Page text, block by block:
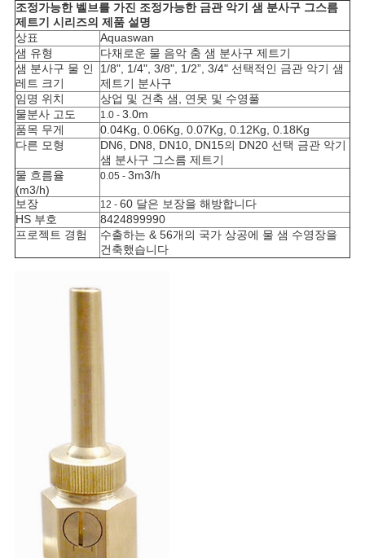
조정가능한 벨브를 가진 조정가능한 금관 악기 샘 분사구 그스름
제트기 시리즈의 제품 설명
상표
Aquaswan
샘 유형
다채로운 물 음악 춤 샘 분사구 제트기
샘 분사구 물 인
레트 크기
1/8", 1/4", 3/8", 1/2”, 3/4" 선택적인 금관 악기 샘
제트기 분사구
임명 위치
상업 및 건축 샘, 연못 및 수영풀
물분사 고도
1.0 - 3.0m
품목 무게
0.04Kg, 0.06Kg, 0.07Kg, 0.12Kg, 0.18Kg
다른 모형
DN6, DN8, DN10, DN15의 DN20 선택 금관 악기
샘 분사구 그스름 제트기
물 흐름율
(m3/h)
0.05 - 3m3/h
보장 12 - 60 달은 보장을 해방합니다
HS 부호
8424899990
프로젝트 경험
수출하는 & 56개의 국가 상공에 물 샘 수영장을
건축했습니다